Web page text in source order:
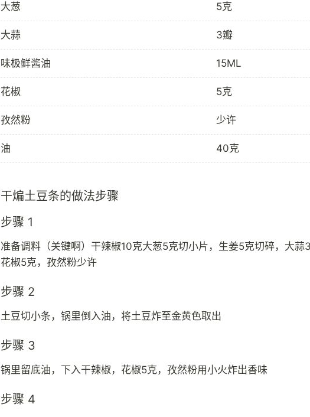
大葱 5克
大蒜 3瓣
味极鲜酱油 15ML
花椒 5克
孜然粉 少许
油 40克
干煸土豆条的做法步骤
步骤 1
准备调料（关键啊）干辣椒10克大葱5克切小片，生姜5克切碎，大蒜3
花椒5克，孜然粉少许
步骤 2
土豆切小条，锅里倒入油，将土豆炸至金黄色取出
步骤 3
锅里留底油，下入干辣椒，花椒5克，孜然粉用小火炸出香味
步骤 4